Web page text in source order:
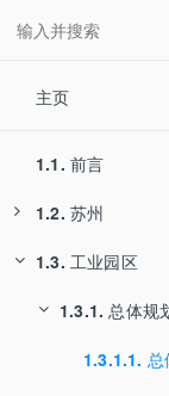
主页
1.1. 前言
1.2. 苏州
1.2.1.交通
1.2.2. 经济
1.3. 工业园区
1.3.1. 总体规
1.3.1.1. 总